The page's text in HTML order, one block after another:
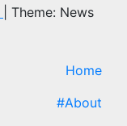
Theme: News
Home
#About